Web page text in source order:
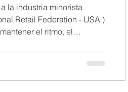
la industria minorista
Retail Federation - USA )
el ritmo, el
a futuro. Lea el blog
las nuevas experiencias